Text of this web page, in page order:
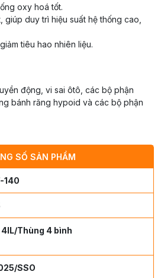
oxy hoá tốt.
giúp duy trì hiệu suất hệ thống cao,
tiêu hao nhiên liệu.
động, vi sai ôtô, các bộ phận
bánh răng hypoid và các bộ phận
SỐ SẢN PHẨM
140
4lL/Thùng 4 bình
SSO